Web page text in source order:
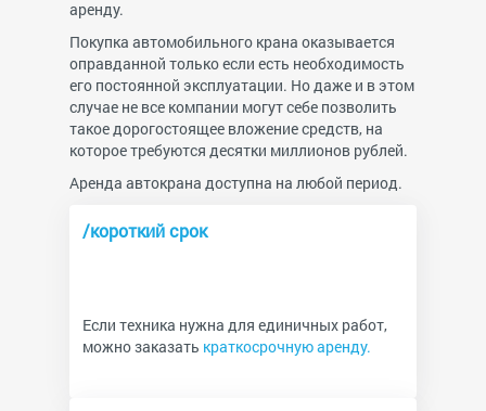
аренду.
Покупка автомобильного крана оказывается
оправданной только если есть необходимость
его постоянной эксплуатации. Но даже и в этом
случае не все компании могут себе позволить
такое дорогостоящее вложение средств, на
которое требуются десятки миллионов рублей.
Аренда автокрана доступна на любой период.
/короткий срок
Если техника нужна для единичных работ,
можно заказать краткосрочную аренду.